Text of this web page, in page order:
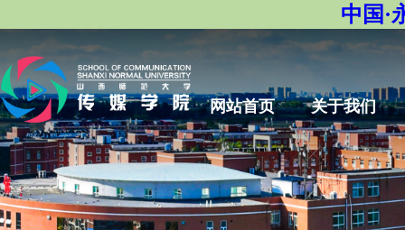
中国·
网站首页 关于我们